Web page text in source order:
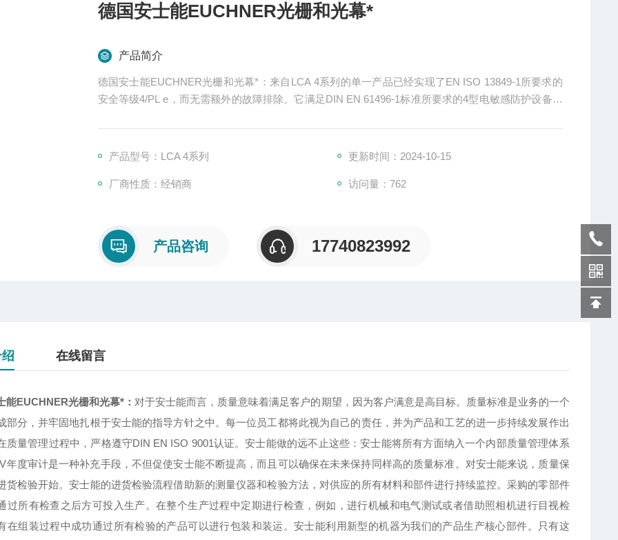
德国安士能EUCHNER光栅和光幕*
产品简介
德国安士能EUCHNER光栅和光幕*：来自LCA 4系列的单一产品已经实现了EN ISO 13849-1所要求的
安全等级4/PL e，而无需额外的故障排除。它满足DIN EN 61496-1标准所要求的4型电敏感防护设备的
产品型号：LCA 4系列 更新时间：2024-10-15
厂商性质：经销商 访问量：762
产品咨询 17740823992
在线留言
能EUCHNER光栅和光幕* ： 对于安士能而言，质量意味着满足客户的期望，因为客户满意是高目标。质量标准是业务的一个
部分，并牢固地扎根于安士能的指导方针之中。每一位员工都将此视为自己的责任，并为产品和工艺的进一步持续发展作出
质量管理过程中，严格遵守DIN EN ISO 9001认证。安士能做的远不止这些：安士能将所有方面纳入一个内部质量管理体系
年度审计是一种补充手段，不但促使安士能不断提高，而且可以确保在未来保持同样高的质量标准。对安士能来说，质量保
货检验开始。安士能的进货检验流程借助新的测量仪器和检验方法，对供应的所有材料和部件进行持续监控。采购的零部件
过所有检查之后方可投入生产。在整个生产过程中定期进行检查，例如，进行机械和电气测试或者借助照相机进行目视检
在组装过程中成功通过所有检验的产品可以进行包装和装运。安士能利用新型的机器为我们的产品生产核心部件。只有这